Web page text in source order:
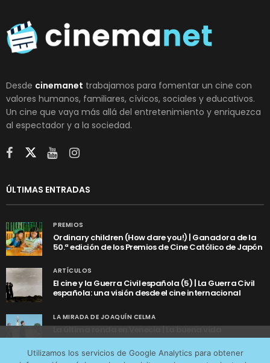
Desde cinemanet trabajamos para fomentar un cine con
valores humanos, familiares, cívicos, sociales y educativos.
Un cine que vaya más allá del entretenimiento y enriquezca
al espectador y a la sociedad.
ÚLTIMAS ENTRADAS
PREMIOS
Ordinary children (How dare you!) | Ganadora de la
50.ª edición de los Premios de Cine Católico de Japón
ARTÍCULOS
El cine y la Guerra Civil española (5) | La Guerra Civil
española: una visión desde el cine internacional
LA MIRADA DE JOAQUÍN CELMA
La última ronda en Venecia | La buena vida
Utilizamos los servicios de Google Analytics para obtener
tráfico web que recibimos y conocer los servicios que